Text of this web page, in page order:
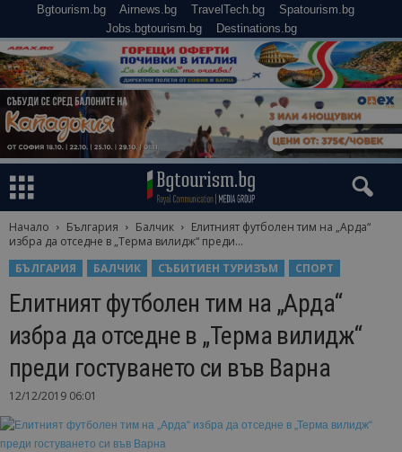
Bgtourism.bg Airnews.bg TravelTech.bg
Spatourism.bg
Jobs.bgtourism.bg
Destinations.bg
Начало България Балчик
Елитният футболен тим на „Арда“
избра да отседне в „Терма вилидж“ преди...
БЪЛГАРИЯ
БАЛЧИК СЪБИТИЕН ТУРИЗЪМ СПОРТ
Елитният футболен тим на „Арда“
избра да отседне в „Терма вилидж“
преди гостуването си във Варна
12/12/2019 06:01